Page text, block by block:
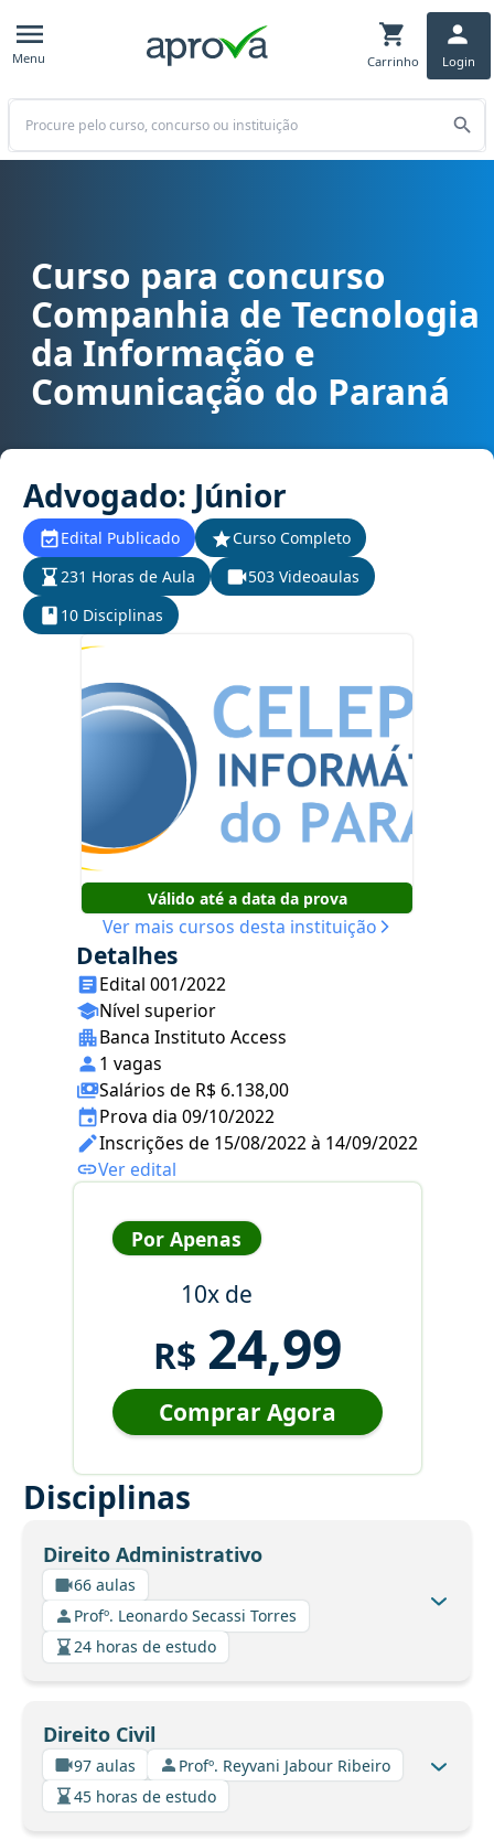
Menu Carrinho Login
Buscar
Curso para concurso CELEPAR/PR - Companhia de Tecnologia
Curso para concurso
Companhia de Tecnologia
da Informação e
Comunicação do Paraná
Advogado: Júnior
Edital Publicado
Curso Completo
231 Horas de Aula
503 Videoaulas
10 Disciplinas
Válido até a data da prova
Ver mais cursos desta instituição
Detalhes
Edital 001/2022
Nível superior
Banca Instituto Access
1 vagas
Salários de R$ 6.138,00
Prova dia 09/10/2022
Inscrições de 15/08/2022 à 14/09/2022
Ver edital
Por Apenas
10x de
R$ 24,99
Comprar Agora
Disciplinas
Direito Administrativo
66 aulas
Profº. Leonardo Secassi Torres
24 horas de estudo
Direito Civil
97 aulas
Profº. Reyvani Jabour Ribeiro
45 horas de estudo